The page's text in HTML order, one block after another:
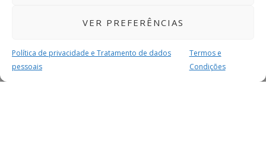
VER PREFERÊNCIAS
Política de privacidade e Tratamento de dados
pessoais
Termos e
Condições